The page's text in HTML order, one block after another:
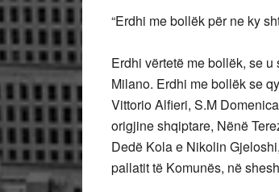
“Erdhi me bollëk për ne ky
Erdhi vërtetë me bollëk, se
Milano. Erdhi me bollëk se
Vittorio Alfieri, S.M
origjine shqiptare, Nënë
Dedë Kola e Nikolin
pallatit të Komunës, në